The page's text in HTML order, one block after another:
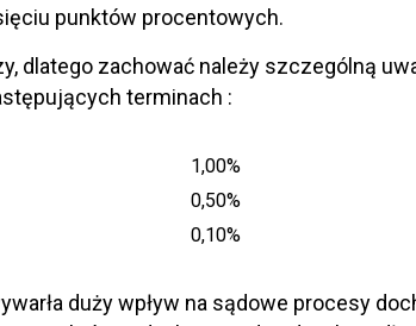
punktów procentowych.
dlatego zachować należy szczególną
terminach :
1,00%
0,50%
0,10%
duży wpływ na sądowe procesy